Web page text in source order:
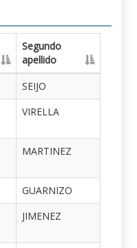
Segundo
apellido
SEIJO
VIRELLA
MARTINEZ
GUARNIZO
JIMENEZ